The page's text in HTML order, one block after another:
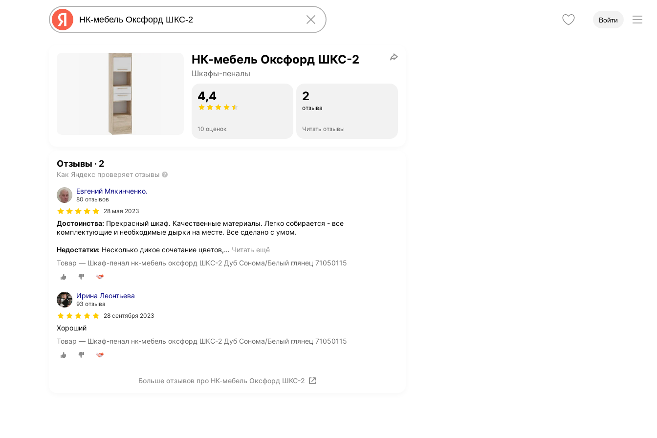
Войти
НК-мебель Оксфорд ШКС-2
Шкафы-пеналы
4,4
10 оценок
2
отзыва
Читать отзывы
Отзывы · 2
Как Яндекс проверяет отзывы
Евгений Мякинченко.
80 отзывов
28 мая 2023
Достоинства: Прекрасный шкаф. Качественные материалы. Легко собирается - все
комплектующие и необходимые дырки на месте. Все сделано с умом.
Недостатки: Несколько дикое сочетание цветов,… Читать ещё
Товар — Шкаф-пенал нк-мебель оксфорд ШКС-2 Дуб Сонома/Белый глянец 71050115
Ирина Леонтьева
93 отзыва
28 сентября 2023
Хороший
Товар — Шкаф-пенал нк-мебель оксфорд ШКС-2 Дуб Сонома/Белый глянец 71050115
Больше отзывов про НК-мебель Оксфорд ШКС-2